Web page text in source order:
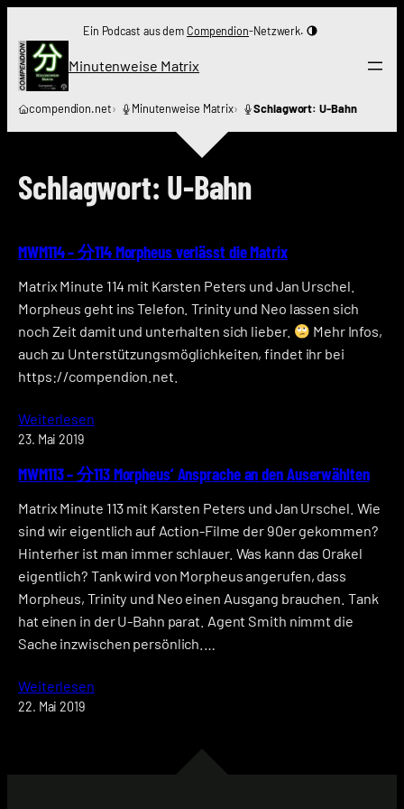
Inhalt
springen
Ein Podcast aus dem Compendion-Netzwerk.
Minutenweise Matrix
compendion.net Minutenweise Matrix Schlagwort: U-Bahn
Schlagwort: U-Bahn
MWM114 – 分114 Morpheus verlässt die Matrix
Matrix Minute 114 mit Karsten Peters und Jan Urschel.
Morpheus geht ins Telefon. Trinity und Neo lassen sich
noch Zeit damit und unterhalten sich lieber.
Mehr Infos,
auch zu Unterstützungsmöglichkeiten, findet ihr bei
https://compendion.net.
Weiterlesen
23. Mai 2019
MWM113 – 分113 Morpheus’ Ansprache an den Auserwählten
Matrix Minute 113 mit Karsten Peters und Jan Urschel. Wie
sind wir eigentlich auf Action-Filme der 90er gekommen?
Hinterher ist man immer schlauer. Was kann das Orakel
eigentlich? Tank wird von Morpheus angerufen, dass
Morpheus, Trinity und Neo einen Ausgang brauchen. Tank
hat einen in der U-Bahn parat. Agent Smith nimmt die
Sache inzwischen persönlich.…
Weiterlesen
22. Mai 2019